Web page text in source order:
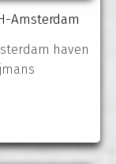
Amsterdam
haven